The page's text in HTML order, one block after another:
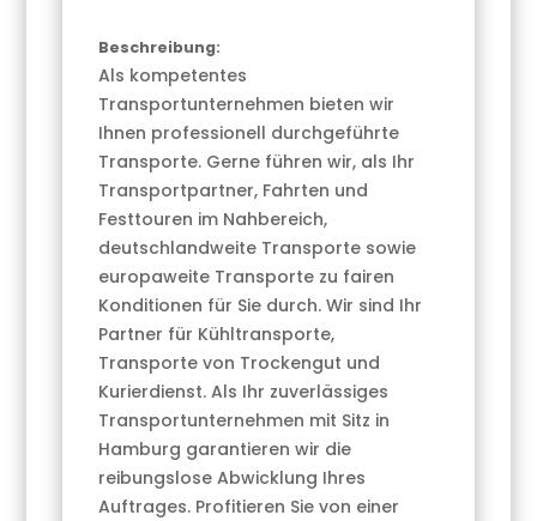
Beschreibung:
Als kompetentes
Transportunternehmen bieten wir
Ihnen professionell durchgeführte
Transporte. Gerne führen wir, als Ihr
Transportpartner, Fahrten und
Festtouren im Nahbereich,
deutschlandweite Transporte sowie
europaweite Transporte zu fairen
Konditionen für Sie durch. Wir sind Ihr
Partner für Kühltransporte,
Transporte von Trockengut und
Kurierdienst. Als Ihr zuverlässiges
Transportunternehmen mit Sitz in
Hamburg garantieren wir die
reibungslose Abwicklung Ihres
Auftrages. Profitieren Sie von einer